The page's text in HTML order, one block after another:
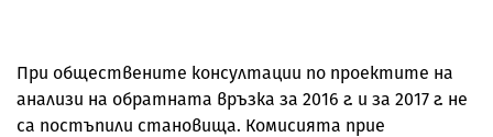
При обществените консултации по проектите на
анализи на обратната връзка за 2016 г. и за 2017 г. не
са постъпили становища. Комисията прие